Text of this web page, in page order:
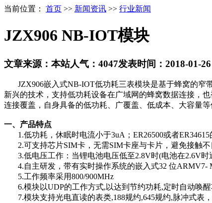
当前位置： 首页 >> 新闻资讯 >> 行业新闻
JZX906 NB-IOT模块
文章来源：本站人气：4047发表时间：2018-01-26
JZX906嵌入式NB-IOT低功耗三表模块是基于蜂窝的窄带
新兴的技术，支持低功耗设备在广域网的蜂窝数据连接，
连接覆盖，自身具备的低功耗、广覆盖、低成本、大容量等
一、产品特点
1.低功耗，休眠时电流小于3uA；ER26500或者
2.可支持芯片SIM卡，无需SIM卡座与卡片，避免接触不
3.低电压工作：当锂电池电压低至2.8V时(电池在2.6V时
4.自主研发，带有实时操作系统的嵌入式32 位ARMV7-
5.工作频率采用800/900MHz
6.模块以UDP的工作方式,以达到节约功耗,定时自动唤醒
7.模块支持光电直读的表类,188规约,645规约,脉冲式表